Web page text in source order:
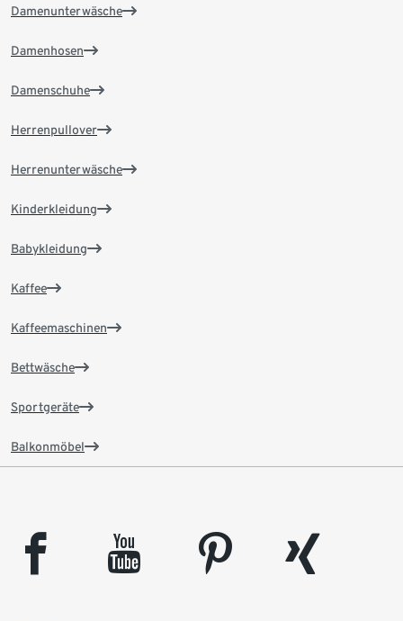
Damenunterwäsche
Damenhosen
Damenschuhe
Herrenpullover
Herrenunterwäsche
Kinderkleidung
Babykleidung
Kaffee
Kaffeemaschinen
Bettwäsche
Sportgeräte
Balkonmöbel
facebook youtube pinterest
xing